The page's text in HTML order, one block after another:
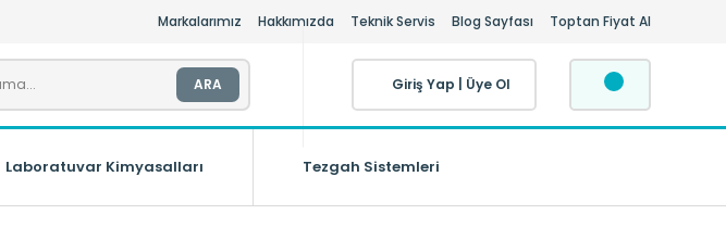
Markalarımız Hakkımızda Teknik Servis Blog Sayfası Toptan Fiyat Al
ARA Giriş Yap Üye Ol
Laboratuvar Kimyasalları Tezgah Sistemleri